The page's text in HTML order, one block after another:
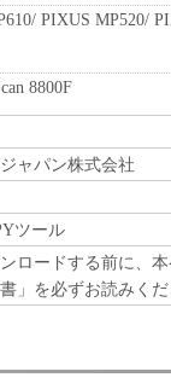
PIXUS MP520/
8800F
ャパン株式会社
ツール
ロードする前に、
」を必ずお読みく